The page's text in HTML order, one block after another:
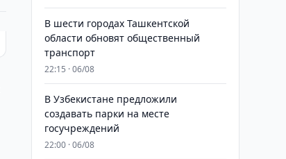
В шести городах Ташкентской
области обновят общественный
транспорт
22:15 · 06/08
В Узбекистане предложили
создавать парки на месте
госучреждений
22:00 · 06/08